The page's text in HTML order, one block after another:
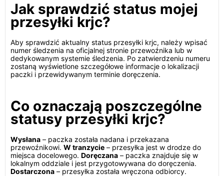
Jak sprawdzić status mojej
przesyłki krjc?
Aby sprawdzić aktualny status przesyłki krjc, należy wpisać
numer śledzenia na oficjalnej stronie przewoźnika lub w
dedykowanym systemie śledzenia. Po zatwierdzeniu numeru
zostaną wyświetlone szczegółowe informacje o lokalizacji
paczki i przewidywanym terminie doręczenia.
Co oznaczają poszczególne
statusy przesyłki krjc?
Wysłana – paczka została nadana i przekazana
przewoźnikowi. W tranzycie – przesyłka jest w drodze do
miejsca docelowego. Doręczana – paczka znajduje się w
lokalnym oddziale i jest przygotowywana do doręczenia.
Dostarczona – przesyłka została wręczona odbiorcy.